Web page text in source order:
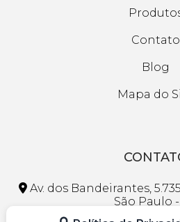
Contato
Blog
Mapa do
Av. dos Bandeirantes,
São Paulo -